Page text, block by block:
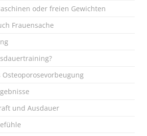
oder freien Gewichten
Frauensache
und Ausdauer